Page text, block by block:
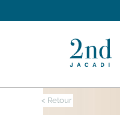
< Retour